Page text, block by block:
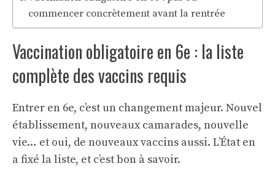
commencer concrètement avant la rentrée
Vaccination obligatoire en 6e : la liste
complète des vaccins requis
Entrer en 6e, c’est un changement majeur. Nouvel
établissement, nouveaux camarades, nouvelle
vie… et oui, de nouveaux vaccins aussi. L’État en
a fixé la liste, et c’est bon à savoir.